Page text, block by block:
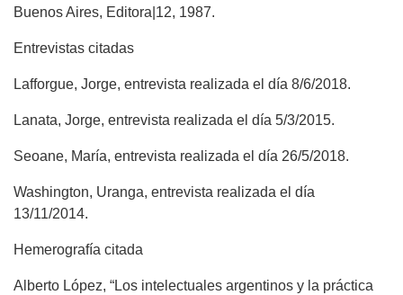
Buenos Aires, Editora|12, 1987.
Entrevistas citadas
Lafforgue, Jorge, entrevista realizada el día 8/6/2018.
Lanata, Jorge, entrevista realizada el día 5/3/2015.
Seoane, María, entrevista realizada el día 26/5/2018.
Washington, Uranga, entrevista realizada el día
13/11/2014.
Hemerografía citada
Alberto López, “Los intelectuales argentinos y la práctica